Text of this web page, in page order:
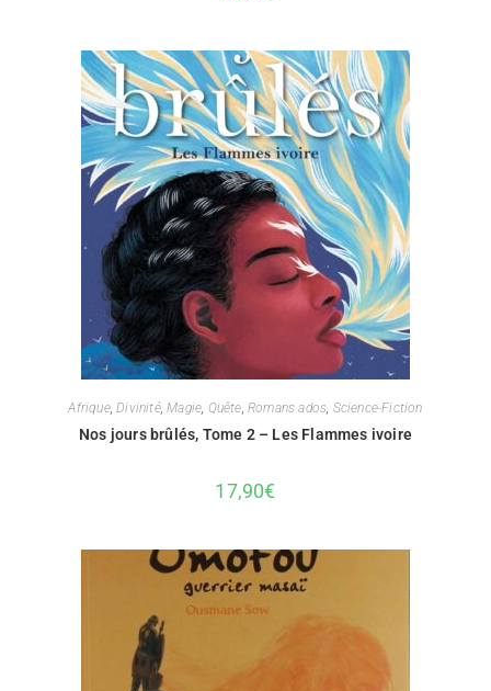
Afrique,Divinité,Magie Quête ,Romans ados Science-Fiction
Nos jours brûlés, Tome 2 – Les Flammes ivoire
17,90€